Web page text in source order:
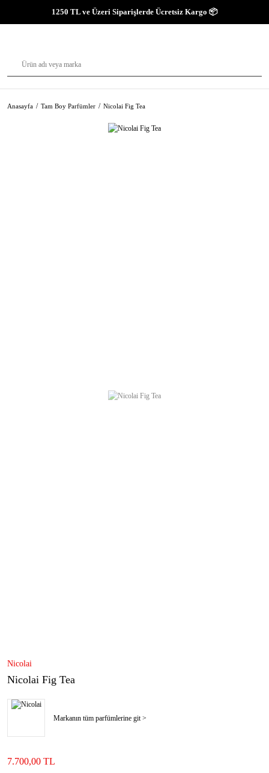
1250 TL ve Üzeri Siparişlerde Ücretsiz Kargo 📦
Anasayfa Tam Boy Parfümler Nicolai Fig Tea
Nicolai
Nicolai Fig Tea
Markanın tüm parfümlerine git >
7.700,00 TL